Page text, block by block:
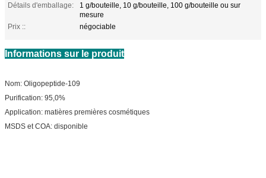
Détails d'emballage:
1 g/bouteille, 10 g/bouteille, 100 g/bouteille ou sur
mesure
Prix ::
négociable
Informations sur le produit
Nom: Oligopeptide-109
Purification: 95,0%
Application: matières premières cosmétiques
MSDS et COA: disponible